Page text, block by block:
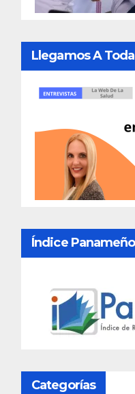
Llegamos A
Índice
Categorías